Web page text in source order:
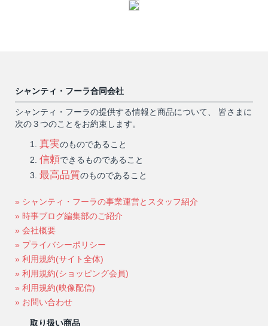
シャンティ・フーラ合同会社
シャンティ・フーラの提供する情報と商品について、 皆さまに
次の３つのことをお約束します。
真実のものであること
信頼できるものであること
最高品質のものであること
» シャンティ・フーラの事業運営とスタッフ紹介
» 時事ブログ編集部のご紹介
» 会社概要
» プライバシーポリシー
» 利用規約(サイト全体)
» 利用規約(ショッピング会員)
» 利用規約(映像配信)
» お問い合わせ
取り扱い商品